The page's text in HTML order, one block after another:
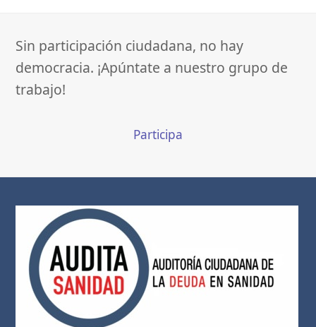
Sin participación ciudadana, no hay
democracia. ¡Apúntate a nuestro grupo de
trabajo!
Participa